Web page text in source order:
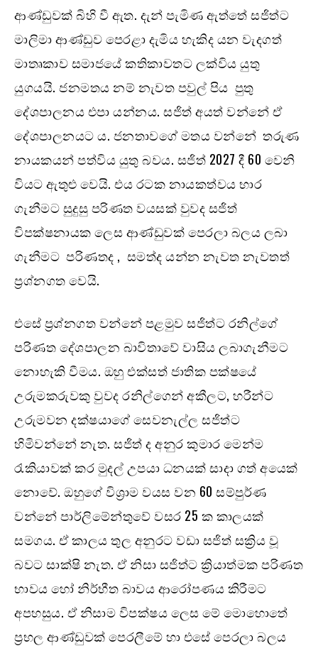
ආණ්ඩුවක් බිහි වී ඇත. දැන් පැමිණ ඇත්තේ සජිත්ට
මාලිමා ආණ්ඩුව පෙරළා දැමිය හැකිද යන වැදගත්
මාතෘකාව සමාජයේ කතිකාවතට ලක්විය යුතු
යුගයයි. ජනමතය නම් නැවත පවුල් පිය පුතු
දේශපාලනය එපා යන්නය. සජිත් අයත් වන්නේ ඒ
දේශපාලනයට ය. ජනතාවගේ මතය වන්නේ තරුණ
නායකයන් පත්විය යුතු බවය. සජිත් 2027 දී 60 වෙනි
වියට ඇතුළු වෙයි. එය රටක නායකත්වය භාර
ගැනීමට සුදුසු පරිණත වයසක් වුවද සජිත්
විපක්ෂනායක ලෙස ආණ්ඩුවක් පෙරලා බලය ලබා
ගැනීමට පරිණතද , සමත්ද යන්න නැවත නැවතත්
ප්‍රශ්නගත වෙයි.
එසේ ප්‍රශ්නගත වන්නේ පළමුව සජිත්ට රනිල්ගේ
පරිණත දේශපාලන බාවිතාවේ වාසිය ලබාගැනීමට
නොහැකි වීමය. ඔහු එක්සත් ජාතික පක්ෂයේ
උරුමකරුවකු වුවද රනිල්ගෙන් අකීලට, හරීන්ට
උරුමවන දක්ෂයාගේ සෙවනැල්ල සජිත්ට
හිමිවන්නේ නැත. සජිත් ද අනුර කුමාර මෙන්ම
රැකියාවක් කර මුදල් උපයා ධනයක් සාදා ගත් අයෙක්
නොවේ. ඔහුගේ විශ්‍රාම වයස වන 60 සම්පුර්ණ
වන්නේ පාර්ලිමේන්තුවේ වසර 25 ක කාලයක්
සමගය. ඒ කාලය තුල අනුරට වඩා සජිත් සක්‍රිය වූ
බවට සාක්ෂි නැත. ඒ නිසා සජිත්ට ක්‍රියාත්මක පරිණත
භාවය හෝ නිර්භීත බාවය ආරෝපණය කිරීමට
අපහසුය. ඒ නිසාම විපක්ෂය ලෙස මේ මොහොතේ
ප්‍රභල ආණ්ඩුවක් පෙරලීමේ හා එසේ පෙරලා බලය